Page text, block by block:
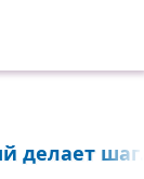
делает шаг...